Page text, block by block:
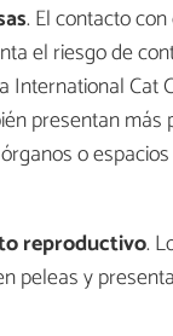
. El contacto
el riesgo de
International Cat
presentan
o
reproductivo.
peleas y